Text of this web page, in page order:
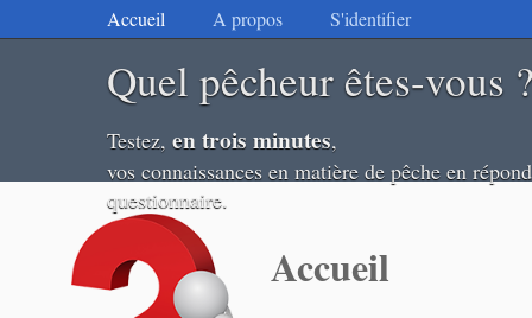
Accueil A propos S'identifier
Quel pêcheur êtes-vous
Testez, en trois minutes,
vos connaissances en matière de pêche en
questionnaire.
Accueil